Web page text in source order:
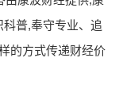
普,奉守专业、追
的方式传递财经价